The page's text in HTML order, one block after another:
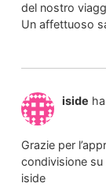
del nostro
Un affettuoso
iside
Grazie per
condivisione
iside